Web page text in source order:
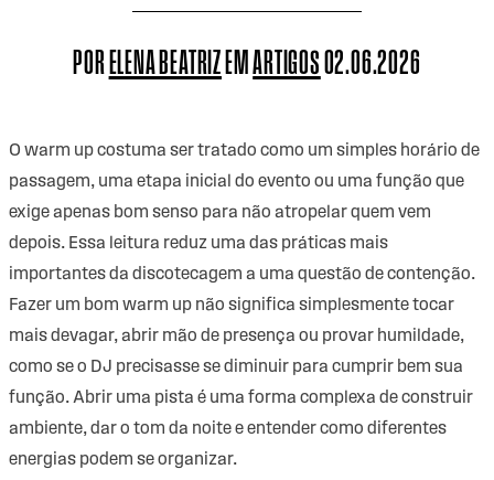
PORELENA BEATRIZEMARTIGOS02.06.2026
O warm upcostuma ser tratado como um simples horário de
passagem, uma etapa inicial do evento ou uma função que
exige apenas bom senso para não atropelar quem vem
depois. Essa leitura reduz uma das práticas mais
importantes da discotecagem a uma questão de contenção.
Fazer um bom warm up não significa simplesmente tocar
mais devagar, abrir mão de presença ou provar humildade,
como se o DJ precisasse se diminuir para cumprir bem sua
função. Abrir uma pista é uma forma complexa de construir
ambiente, dar o tom da noite e entender como diferentes
energias podem se organizar.